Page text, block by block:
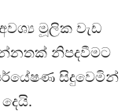
මූලික වැඩ
නිපදවීමට
සිදුවෙමින්